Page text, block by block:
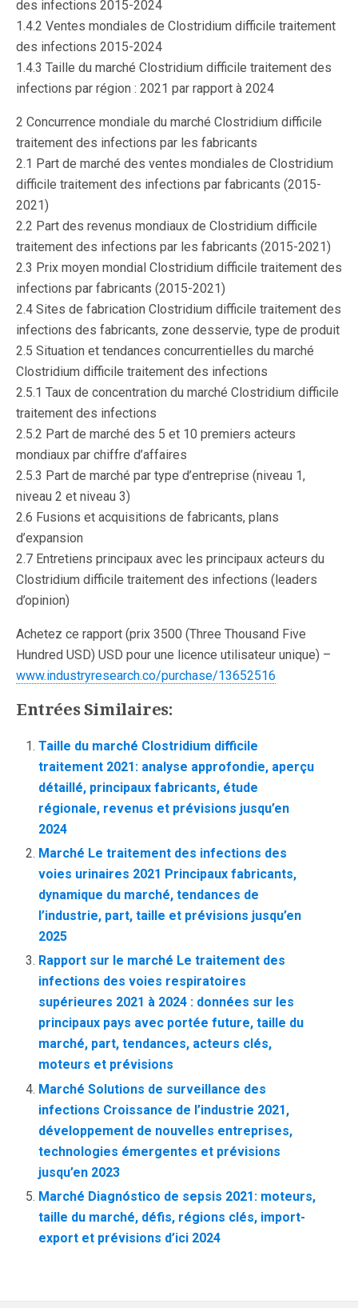
des infections 2015-2024
1.4.2 Ventes mondiales de Clostridium difficile traitement
des infections 2015-2024
1.4.3 Taille du marché Clostridium difficile traitement des
infections par région : 2021 par rapport à 2024
2 Concurrence mondiale du marché Clostridium difficile
traitement des infections par les fabricants
2.1 Part de marché des ventes mondiales de Clostridium
difficile traitement des infections par fabricants (2015-
2021)
2.2 Part des revenus mondiaux de Clostridium difficile
traitement des infections par les fabricants (2015-2021)
2.3 Prix moyen mondial Clostridium difficile traitement des
infections par fabricants (2015-2021)
2.4 Sites de fabrication Clostridium difficile traitement des
infections des fabricants, zone desservie, type de produit
2.5 Situation et tendances concurrentielles du marché
Clostridium difficile traitement des infections
2.5.1 Taux de concentration du marché Clostridium difficile
traitement des infections
2.5.2 Part de marché des 5 et 10 premiers acteurs
mondiaux par chiffre d’affaires
2.5.3 Part de marché par type d’entreprise (niveau 1,
niveau 2 et niveau 3)
2.6 Fusions et acquisitions de fabricants, plans
d’expansion
2.7 Entretiens principaux avec les principaux acteurs du
Clostridium difficile traitement des infections (leaders
d’opinion)
Achetez ce rapport (prix 3500 (Three Thousand Five
Hundred USD) USD pour une licence utilisateur unique) –
www.industryresearch.co/purchase/13652516
Entrées Similaires:
Taille du marché Clostridium difficile
traitement 2021: analyse approfondie, aperçu
détaillé, principaux fabricants, étude
régionale, revenus et prévisions jusqu’en
2024
Marché Le traitement des infections des
voies urinaires 2021 Principaux fabricants,
dynamique du marché, tendances de
l’industrie, part, taille et prévisions jusqu’en
2025
Rapport sur le marché Le traitement des
infections des voies respiratoires
supérieures 2021 à 2024 : données sur les
principaux pays avec portée future, taille du
marché, part, tendances, acteurs clés,
moteurs et prévisions
Marché Solutions de surveillance des
infections Croissance de l’industrie 2021,
développement de nouvelles entreprises,
technologies émergentes et prévisions
jusqu’en 2023
Marché Diagnóstico de sepsis 2021: moteurs,
taille du marché, défis, régions clés, import-
export et prévisions d’ici 2024